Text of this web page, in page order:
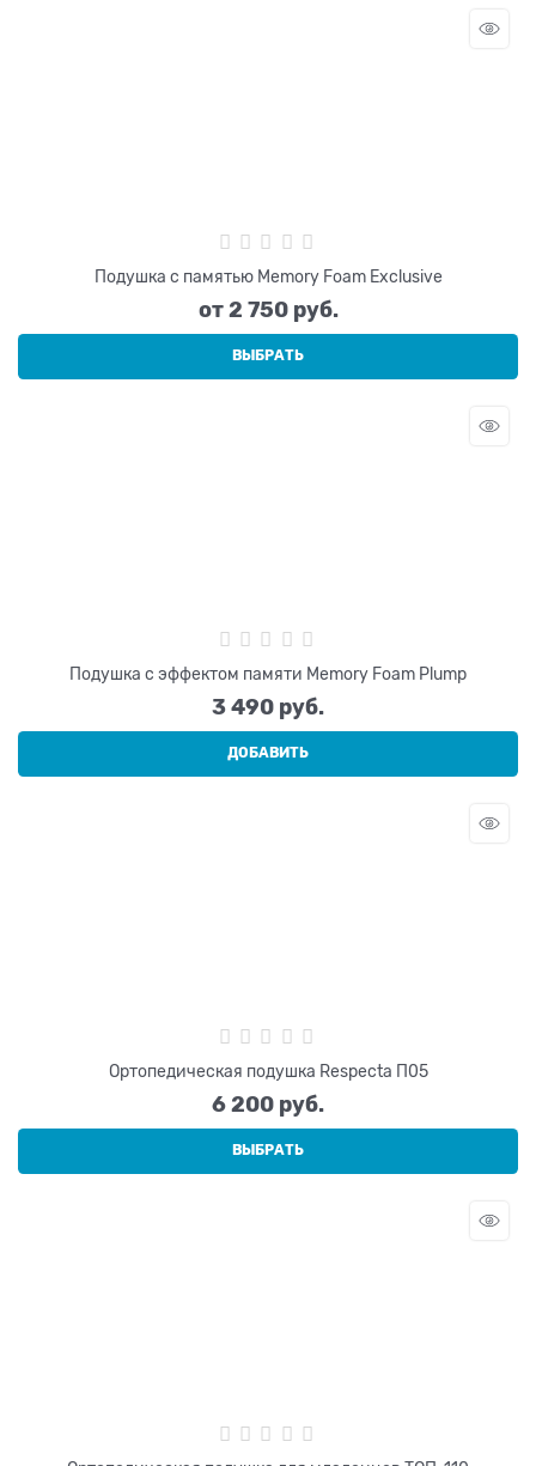
Подушка с памятью Memory Foam Exclusive
от2 750 руб.
ВЫБРАТЬ
Подушка с эффектом памяти Memory Foam Plump
3 490 руб.
ДОБАВИТЬ
Ортопедическая подушка Respecta П05
6 200 руб.
ВЫБРАТЬ